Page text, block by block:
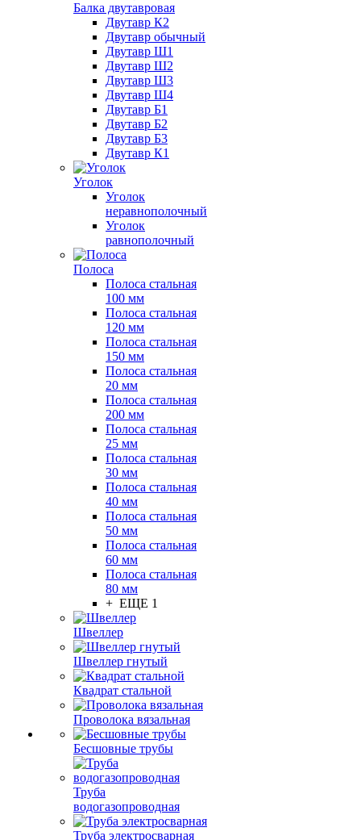
Балка двутавровая
Двутавр К2
Двутавр обычный
Двутавр Ш1
Двутавр Ш2
Двутавр Ш3
Двутавр Ш4
Двутавр Б1
Двутавр Б2
Двутавр Б3
Двутавр К1
Уголок
Уголок
неравнополочный
Уголок
равнополочный
Полоса
Полоса стальная
100 мм
Полоса стальная
120 мм
Полоса стальная
150 мм
Полоса стальная
20 мм
Полоса стальная
200 мм
Полоса стальная
25 мм
Полоса стальная
30 мм
Полоса стальная
40 мм
Полоса стальная
50 мм
Полоса стальная
60 мм
Полоса стальная
80 мм
+ ЕЩЕ 1
Швеллер
Швеллер гнутый
Квадрат стальной
Проволока вязальная
Бесшовные трубы
Труба
водогазопроводная
Труба электросварная